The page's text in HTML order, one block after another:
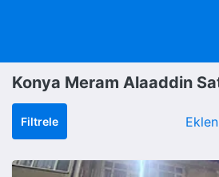
Konya Meram Alaaddin
Filtrele